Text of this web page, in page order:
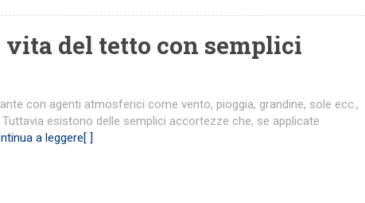
vita del tetto con semplici
con agenti atmosferici come vento, pioggia, grandine, sole ecc.,
Tuttavia esistono delle semplici accortezze che, se applicate
a leggere[ ]